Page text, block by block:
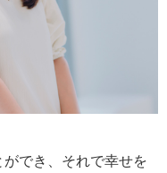
ができ、それで幸せを